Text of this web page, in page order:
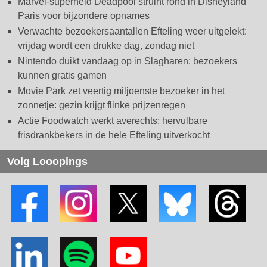
Paris voor bijzondere opnames
Verwachte bezoekersaantallen Efteling weer uitgelekt:
vrijdag wordt een drukke dag, zondag niet
Nintendo duikt vandaag op in Slagharen: bezoekers
kunnen gratis gamen
Movie Park zet veertig miljoenste bezoeker in het
zonnetje: gezin krijgt flinke prijzenregen
Actie Foodwatch werkt averechts: hervulbare
frisdrankbekers in de hele Efteling uitverkocht
Volg Looopings